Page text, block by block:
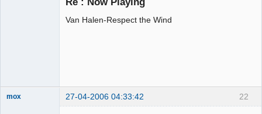
Van Halen-Respect the Wind
22
mox 27-04-2006 04:33:42